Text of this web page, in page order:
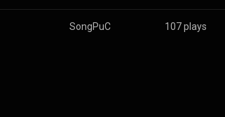
SongPuC 107 plays